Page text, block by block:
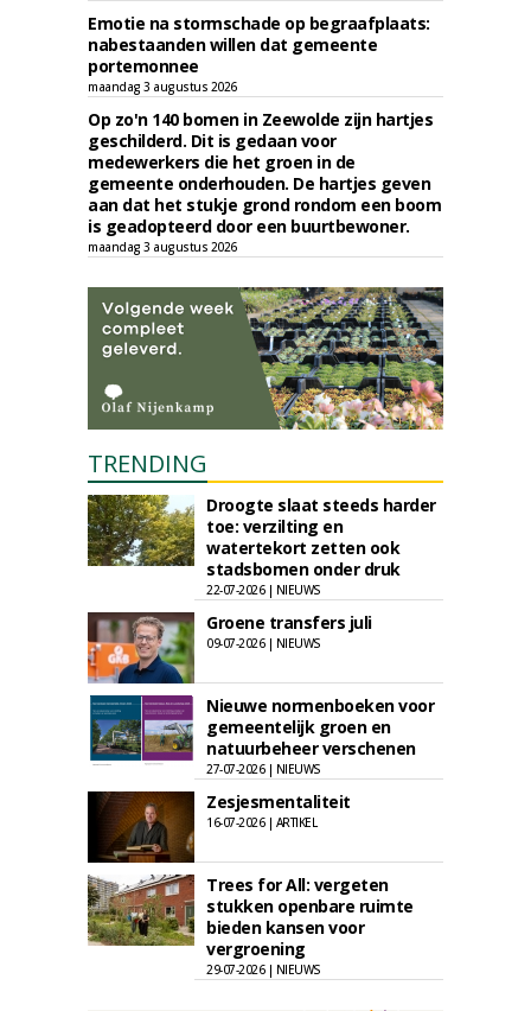
Emotie na stormschade op begraafplaats:
nabestaanden willen dat gemeente
portemonnee
maandag 3 augustus 2026
Op zo'n 140 bomen in Zeewolde zijn hartjes
geschilderd. Dit is gedaan voor
medewerkers die het groen in de
gemeente onderhouden. De hartjes geven
aan dat het stukje grond rondom een boom
is geadopteerd door een buurtbewoner.
maandag 3 augustus 2026
TRENDING
Droogte slaat steeds harder
toe: verzilting en
watertekort zetten ook
stadsbomen onder druk
22-07-2026 | NIEUWS
Groene transfers juli
09-07-2026 | NIEUWS
Nieuwe normenboeken voor
gemeentelijk groen en
natuurbeheer verschenen
27-07-2026 | NIEUWS
Zesjesmentaliteit
16-07-2026 | ARTIKEL
Trees for All: vergeten
stukken openbare ruimte
bieden kansen voor
vergroening
29-07-2026 | NIEUWS